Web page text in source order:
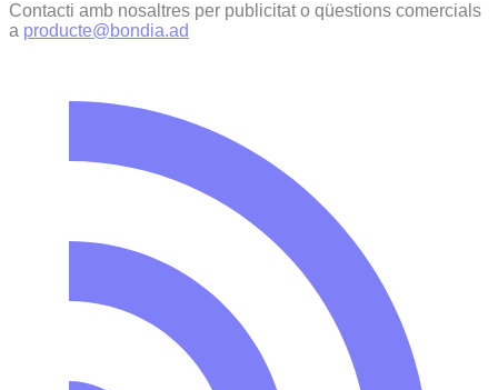
Contacti amb nosaltres per publicitat o qüestions comercials
a producte@bondia.ad